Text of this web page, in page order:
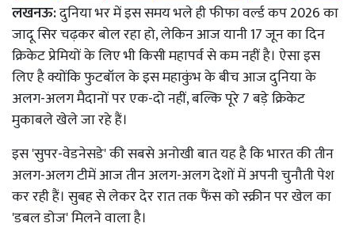
लखनऊ:दुनिया भर में इस समय भले ही फीफा वर्ल्ड कप 2026 का
जादू सिर चढ़कर बोल रहा हो, लेकिन आज यानी 17 जून का दिन
क्रिकेट प्रेमियों के लिए भी किसी महापर्व से कम नहीं है। ऐसा इस
लिए है क्योंकि फुटबॉल के इस महाकुंभ के बीच आज दुनिया के
अलग-अलग मैदानों पर एक-दो नहीं, बल्कि पूरे 7 बड़े क्रिकेट
मुकाबले खेले जा रहे हैं।
इस 'सुपर-वेडनेसडे' की सबसे अनोखी बात यह है कि भारत की तीन
अलग-अलग टीमें आज तीन अलग-अलग देशों में अपनी चुनौती पेश
कर रही हैं। सुबह से लेकर देर रात तक फैंस को स्क्रीन पर खेल का
'डबल डोज' मिलने वाला है।